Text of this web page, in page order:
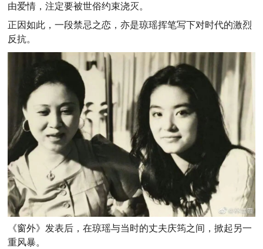
由爱情，注定要被世俗约束浇灭。
正因如此，一段禁忌之恋，亦是琼瑶挥笔写下对时代的激烈
反抗。
《窗外》发表后，在琼瑶与当时的丈夫庆筠之间，掀起另一
重风暴。